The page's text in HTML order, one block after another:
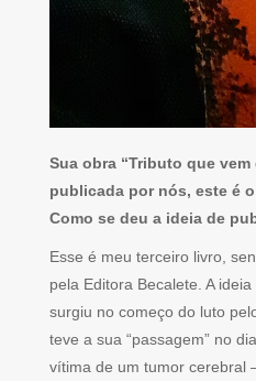
Sua obra “Tributo que
publicada por nós, este é
Como se deu a ideia de
Esse é meu terceiro livro,
pela Editora Becalete. A
surgiu no começo do luto
teve a sua “passagem” no
vítima de um tumor cerebral